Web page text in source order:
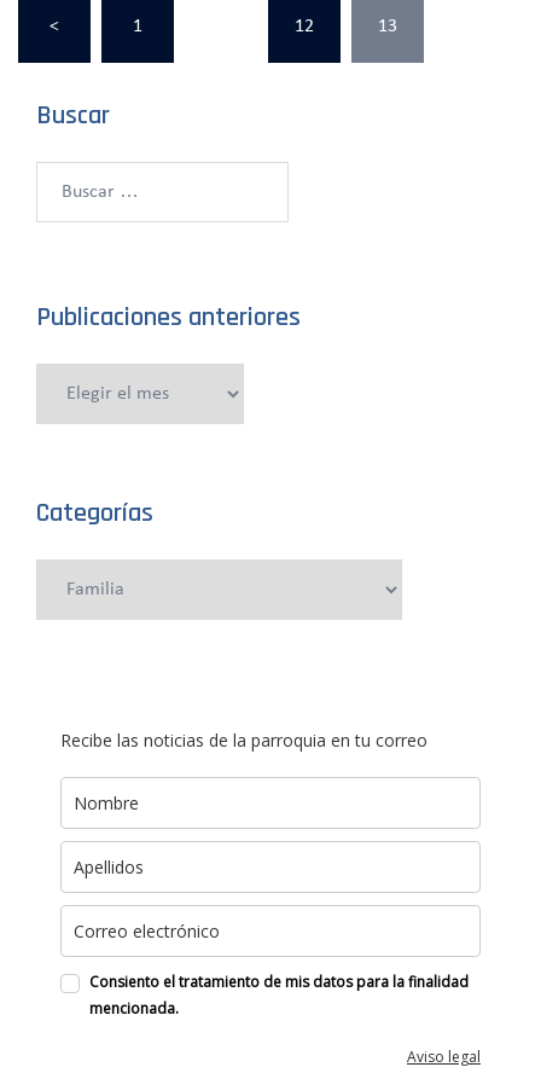
Paginación
de
< 1 12 13
Buscar
Publicaciones anteriores
Categorías
Recibe las noticias de la parroquia en tu correo
Consiento el tratamiento de mis datos para la finalidad
mencionada.
Aviso legal